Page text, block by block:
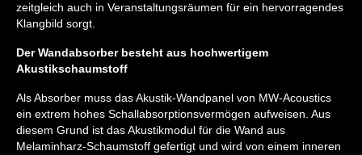
zeitgleich auch in Veranstaltungsräumen für ein hervorragendes
Klangbild sorgt.
Der Wandabsorber besteht aus hochwertigem
Akustikschaumstoff
Als Absorber muss das Akustik-Wandpanel von MW-Acoustics
ein extrem hohes Schallabsorptionsvermögen aufweisen. Aus
diesem Grund ist das Akustikmodul für die Wand aus
Melaminharz-Schaumstoff gefertigt und wird von einem inneren